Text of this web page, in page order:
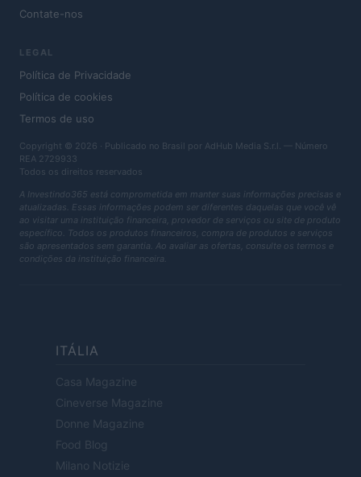
Contate-nos
LEGAL
Política de Privacidade
Política de cookies
Termos de uso
Copyright © 2026 · Publicado no Brasil por AdHub Media S.r.l. — Número
REA 2729933
Todos os direitos reservados
A Investindo365 está comprometida em manter suas informações precisas e
atualizadas. Essas informações podem ser diferentes daquelas que você vê
ao visitar uma instituição financeira, provedor de serviços ou site de produto
específico. Todos os produtos financeiros, compra de produtos e serviços
são apresentados sem garantia. Ao avaliar as ofertas, consulte os termos e
condições da instituição financeira.
ITÁLIA
Casa Magazine
Cineverse Magazine
Donne Magazine
Food Blog
Milano Notizie